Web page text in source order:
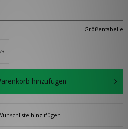
Größentabelle
3
hinzufügen
hinzufügen